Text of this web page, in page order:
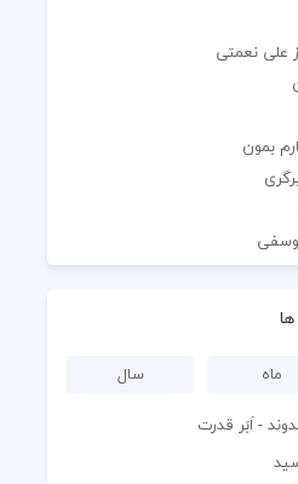
علی نعمتی
بمون
ماه
سال
- اَبَر قدرت